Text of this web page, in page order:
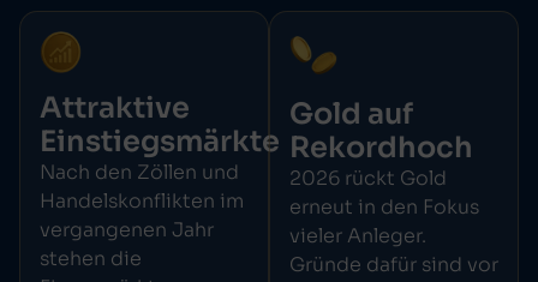
Attraktive
Einstiegsmärkte
Nach den Zöllen und
Handelskonflikten im
vergangenen Jahr
stehen die
Gold auf
Rekordhoch
2026 rückt Gold
erneut in den Fokus
vieler Anleger.
Gründe dafür sind vor